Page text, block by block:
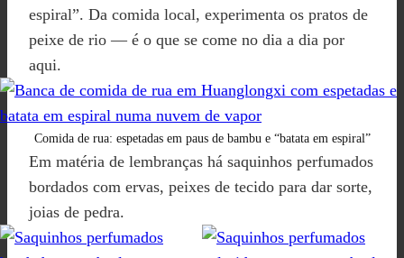
espiral”. Da comida local, experimenta os pratos de
peixe de rio — é o que se come no dia a dia por
aqui.
Comida de rua: espetadas em paus de bambu e “batata em espiral”
Em matéria de lembranças há saquinhos perfumados
bordados com ervas, peixes de tecido para dar sorte,
joias de pedra.